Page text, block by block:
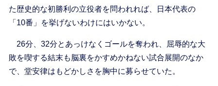
た歴史的な初勝利の立役者を問われれば、日本代表の
「10番」を挙げないわけにはいかない。
26分、32分とあっけなくゴールを奪われ、屈辱的な大
敗を喫する結末も脳裏をかすめかねない試合展開のなか
で、堂安律はもどかしさを胸中に募らせていた。